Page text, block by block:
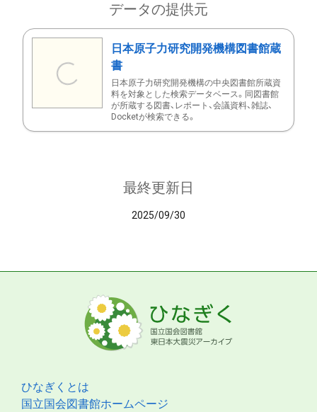
データの提供元
日本原子力研究開発機構図書館蔵
書
日本原子力研究開発機構の中央図書館所蔵資
料を対象とした検索データベース。同図書館
が所蔵する図書、レポート、会議資料、雑誌、
Docketが検索できる。
最終更新日
2025/09/30
ひなぎくとは
国立国会図書館ホームページ